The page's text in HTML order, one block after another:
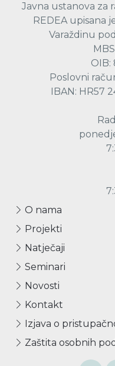
Javna ustanova za
REDEA upisana
Varaždinu
OIB:
Poslovni
IBAN: HR57
O nama
Projekti
Natječaji
Seminari
Novosti
Kontakt
Izjava o
Zaštita osobnih